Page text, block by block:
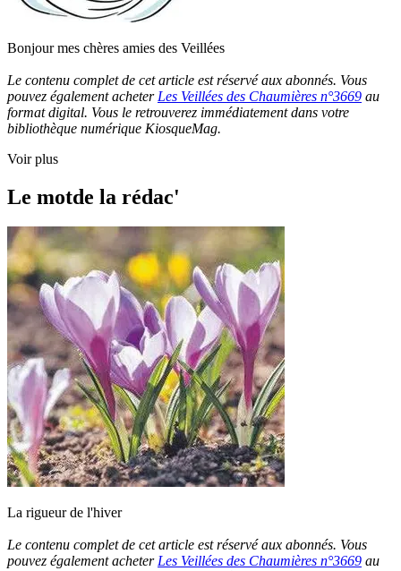
Bonjour mes chères amies des Veillées
Le contenu complet de cet article est réservé aux abonnés. Vous
pouvez également acheter Les Veillées des Chaumières n°3669 au
format digital. Vous le retrouverez immédiatement dans votre
bibliothèque numérique KiosqueMag.
Voir plus
Le motde la rédac'
La rigueur de l'hiver
Le contenu complet de cet article est réservé aux abonnés. Vous
pouvez également acheterLes Veillées des Chaumières n°3669 au